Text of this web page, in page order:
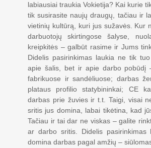
labiausiai traukia Vokietija? Kai kurie
tik susirasite naujų draugų, tačiau ir
vietinių kultūrą, kuri jus sužavės. Kur
darbuotojų skirtingose šalyse,
kreipkitės – galbūt rasime ir Jums
Didelis pasirinkimas laukia ne tik
apie šalis, bet ir apie darbo pobūdį
fabrikuose ir sandėliuose; darbas
plataus profilio statybininkai; CE
darbas prie žuvies ir t.t. Taigi, visai
sritis jus domina, labai tikėtina, kad
Tačiau ir tai dar ne viskas – galite
ar darbo sritis. Didelis
domina darbas pagal amžių –